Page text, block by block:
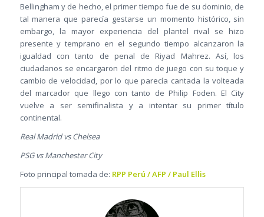
Bellingham y de hecho, el primer tiempo fue de su dominio, de
tal manera que parecía gestarse un momento histórico, sin
embargo, la mayor experiencia del plantel rival se hizo
presente y temprano en el segundo tiempo alcanzaron la
igualdad con tanto de penal de Riyad Mahrez. Así, los
ciudadanos se encargaron del ritmo de juego con su toque y
cambio de velocidad, por lo que parecía cantada la volteada
del marcador que llego con tanto de Philip Foden. El City
vuelve a ser semifinalista y a intentar su primer título
continental.
Real Madrid vs Chelsea
PSG vs Manchester City
Foto principal tomada de: RPP Perú / AFP / Paul Ellis